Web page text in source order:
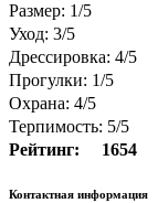
Размер: 1/5
Уход: 3/5
Дрессировка: 4/5
Прогулки: 1/5
Охрана: 4/5
Терпимость: 5/5
Рейтинг:
1654
Контактная информация